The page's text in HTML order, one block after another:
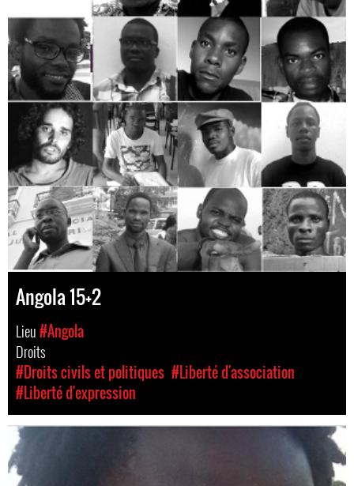
Angola 15+2
Lieu#Angola
Droits
#Droits civils et politiques #Liberté d'association
#Liberté d'expression